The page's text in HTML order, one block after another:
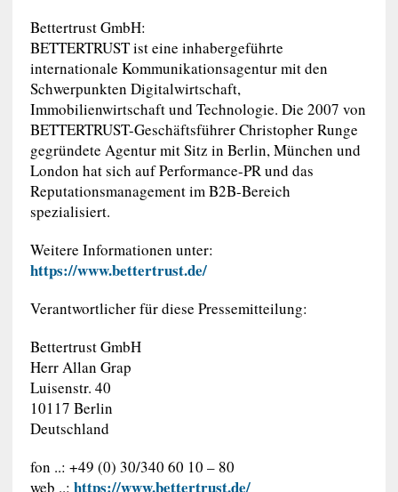
Bettertrust GmbH:
BETTERTRUST ist eine inhabergeführte
internationale Kommunikationsagentur mit den
Schwerpunkten Digitalwirtschaft,
Immobilienwirtschaft und Technologie. Die 2007 von
BETTERTRUST-Geschäftsführer Christopher Runge
gegründete Agentur mit Sitz in Berlin, München und
London hat sich auf Performance-PR und das
Reputationsmanagement im B2B-Bereich
spezialisiert.
Weitere Informationen unter:
https://www.bettertrust.de/
Verantwortlicher für diese Pressemitteilung:
Bettertrust GmbH
Herr Allan Grap
Luisenstr. 40
10117 Berlin
Deutschland
fon ..: +49 (0) 30/340 60 10 – 80
web ..: https://www.bettertrust.de/